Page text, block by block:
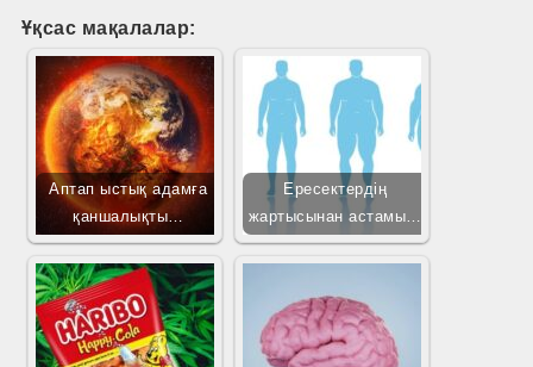
Ұқсас мақалалар:
Аптап ыстық адамға
қаншалықты…
Ересектердің
жартысынан астамы…